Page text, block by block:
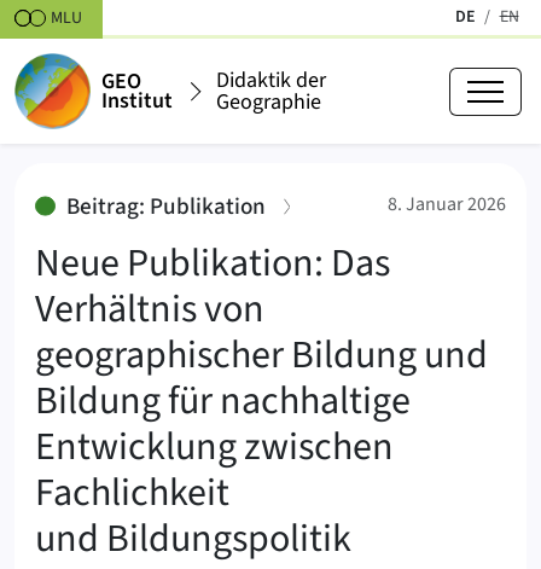
Zum Inhalt springen DE
(aktiv)
EN
MLU
GEO
Institut
Didaktik der
Geographie
Neue Publikation: Das
Beitrag: Publikation
Neue Publikation: Das
Verhältnis von
geographischer Bildung und
Bildung für nachhaltige
Entwicklung zwischen
Fachlichkeit
und Bildungspolitik
8. Januar 2026